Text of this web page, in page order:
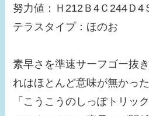
努力値：Ｈ212Ｂ4Ｃ244Ｄ4
テラスタイプ：ほのお
素早さを準速サーフゴー抜
れはほとんど意味が無かった
「こうこうのしっぽトリッ